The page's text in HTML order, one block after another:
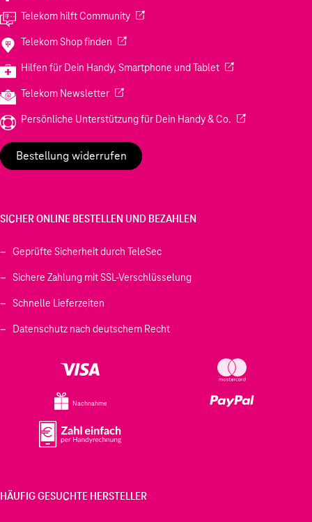
Telekom hilft Community(Wird in einem neuen Tab geöffnet)
Telekom Shop finden (Wird in einem neuen Tab geöffnet)
Hilfen für Dein Handy, Smartphone und Tablet(Wird in einem
Telekom Newsletter(Wird in einem neuen Tab geöffnet)
Persönliche Unterstützung für Dein Handy & Co. (Wird in einem
Bestellung widerrufen
SICHER ONLINE BESTELLEN UND BEZAHLEN
Geprüfte Sicherheit durch TeleSec
Sichere Zahlung mit SSL-Verschlüsselung
Schnelle Lieferzeiten
Datenschutz nach deutschem Recht
Nachnahme
HÄUFIG GESUCHTE HERSTELLER